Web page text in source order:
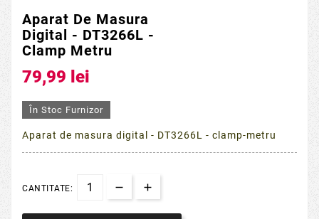
Aparat De Masura
Digital - DT3266L -
Clamp Metru
79,99 lei
În Stoc Furnizor
Aparat de masura digital - DT3266L - clamp-metru
CANTITATE: